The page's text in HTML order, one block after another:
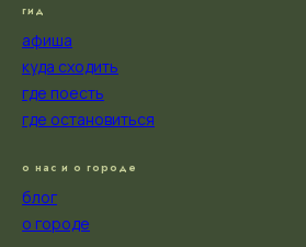
гид
афиша
куда сходить
где поесть
где остановиться
о нас и о городе
блог
о городе